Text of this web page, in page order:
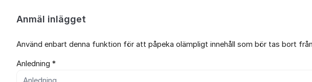
Anmäl inlägget
Använd enbart denna funktion för att påpeka olämpligt innehåll som bör tas bort
Anledning *